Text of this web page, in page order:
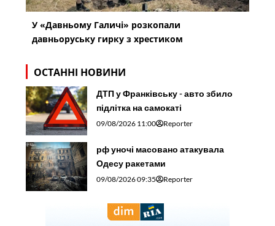
У «Давньому Галичі» розкопали
давньоруську гирку з хрестиком
ОСТАННІ НОВИНИ
ДТП у Франківську - авто збило
підлітка на самокаті
09/08/2026 11:00 Reporter
рф уночі масовано атакувала
Одесу ракетами
09/08/2026 09:35 Reporter